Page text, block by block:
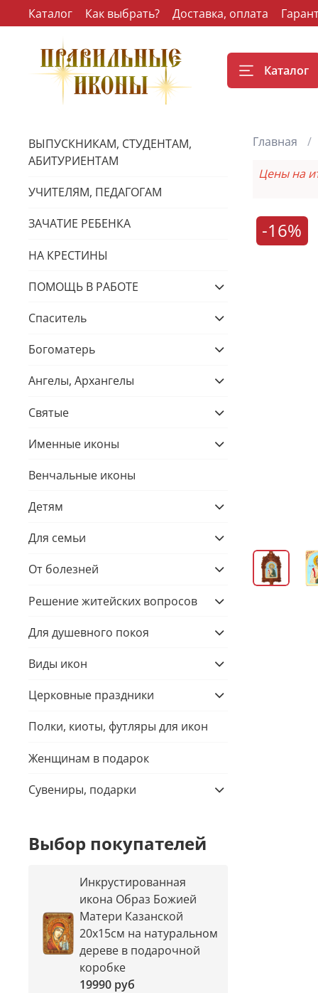
Каталог Как выбрать? Доставка, оплата
Каталог
Главная
Цены на
-16%
ВЫПУСКНИКАМ, СТУДЕНТАМ,
АБИТУРИЕНТАМ
УЧИТЕЛЯМ, ПЕДАГОГАМ
ЗАЧАТИЕ РЕБЕНКА
НА КРЕСТИНЫ
ПОМОЩЬ В РАБОТЕ
Спаситель
Богоматерь
Ангелы, Архангелы
Святые
Именные иконы
Венчальные иконы
Детям
Для семьи
От болезней
Решение житейских вопросов
Для душевного покоя
Виды икон
Церковные праздники
Полки, киоты, футляры для икон
Женщинам в подарок
Сувениры, подарки
Выбор покупателей
Инкрустированная
икона Образ Божией
Матери Казанской
20х15см на натуральном
дереве в подарочной
коробке
19990 руб